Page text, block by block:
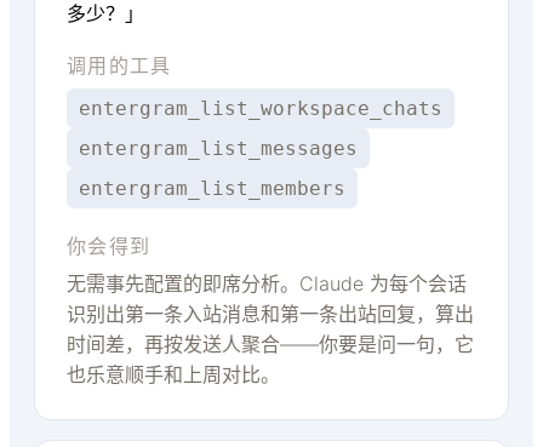
多少？」
调用的工具
entergram_list_workspace_chats
entergram_list_messages
entergram_list_members
你会得到
无需事先配置的即席分析。Claude 为每个会话
识别出第一条入站消息和第一条出站回复，算出
时间差，再按发送人聚合——你要是问一句，它
也乐意顺手和上周对比。